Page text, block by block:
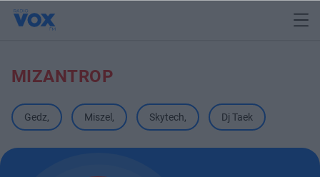
MIZANTROP
Gedz, Miszel , Skytech, Dj Taek